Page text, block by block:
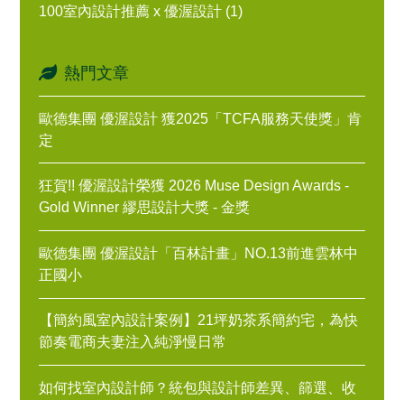
100室內設計推薦 x 優渥設計 (1)
熱門文章
歐德集團 優渥設計 獲2025「TCFA服務天使獎」肯
定
狂賀!! 優渥設計榮獲 2026 Muse Design Awards -
Gold Winner 繆思設計大獎 - 金獎
歐德集團 優渥設計「百林計畫」NO.13前進雲林中
正國小
【簡約風室內設計案例】21坪奶茶系簡約宅，為快
節奏電商夫妻注入純淨慢日常
如何找室內設計師？統包與設計師差異、篩選、收